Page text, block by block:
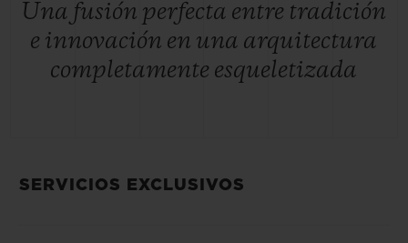
Una fusión perfecta entre tradición
e innovación en una arquitectura
completamente esqueletizada
SERVICIOS EXCLUSIVOS